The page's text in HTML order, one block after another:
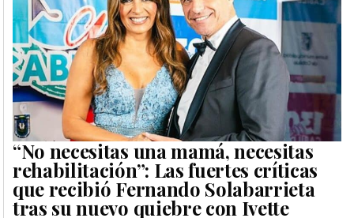
“No necesitas una mamá, necesitas
rehabilitación”: Las fuertes críticas
que recibió Fernando Solabarrieta
tras su nuevo quiebre con Ivette